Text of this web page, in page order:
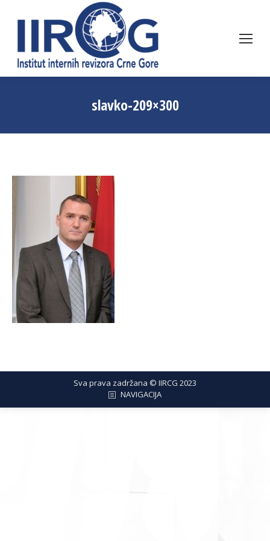
slavko-209×300
Sva prava zadržana © IIRCG 2023
NAVIGACIJA